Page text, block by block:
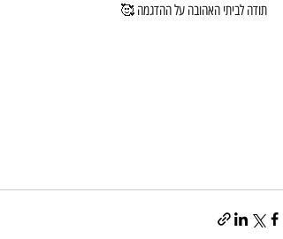
תודה לביתי האהובה על ההדגמה 🥰